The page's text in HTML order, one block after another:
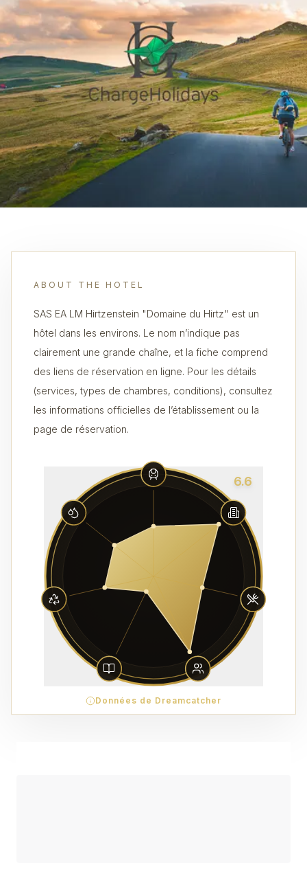
ABOUT THE HOTEL
SAS EA LM Hirtzenstein "Domaine du Hirtz" est un
hôtel dans les environs. Le nom n’indique pas
clairement une grande chaîne, et la fiche comprend
des liens de réservation en ligne. Pour les détails
(services, types de chambres, conditions), consultez
les informations officielles de l’établissement ou la
page de réservation.
6.6
Données de Dreamcatcher